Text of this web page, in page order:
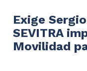
Exige
SEVITRA
Movilidad